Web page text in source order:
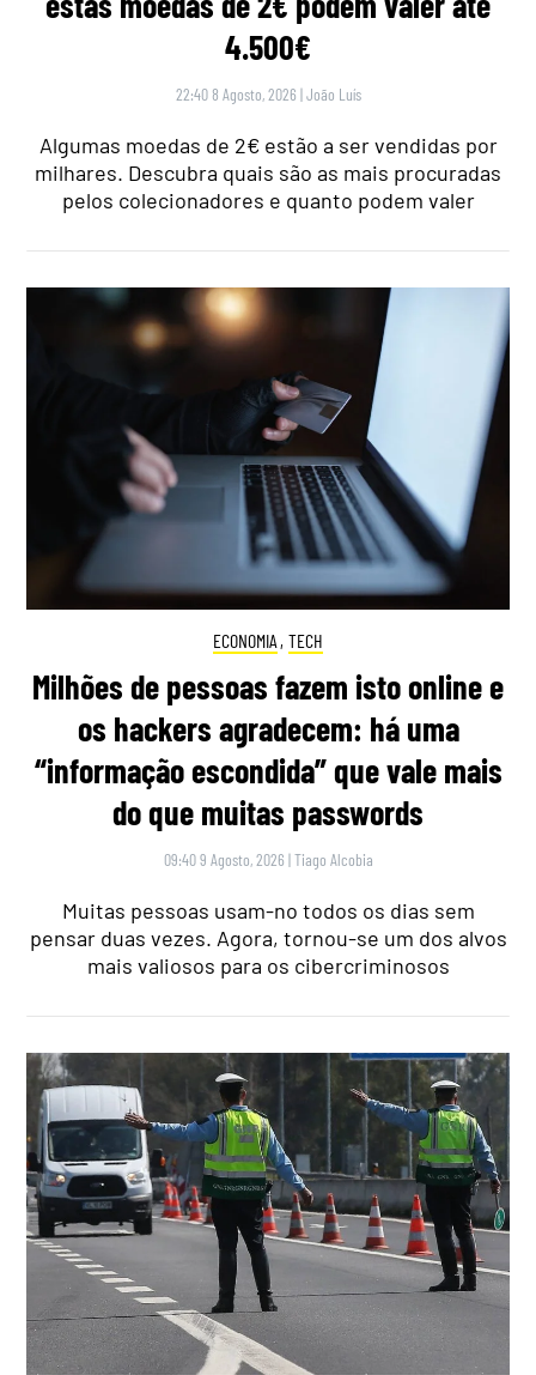
4.500€
22:40 8 Agosto, 2026 |João Luís
Algumas moedas de 2€ estão a ser vendidas por
milhares. Descubra quais são as mais procuradas
pelos colecionadores e quanto podem valer
ECONOMIA , TECH
Milhões de pessoas fazem isto online e
os hackers agradecem: há uma
“informação escondida” que vale mais
do que muitas passwords
09:40 9 Agosto, 2026 |Tiago Alcobia
Muitas pessoas usam-no todos os dias sem
pensar duas vezes. Agora, tornou-se um dos alvos
mais valiosos para os cibercriminosos